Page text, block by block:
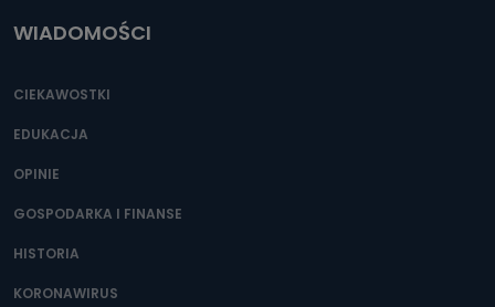
WIADOMOŚCI
CIEKAWOSTKI
EDUKACJA
OPINIE
GOSPODARKA I FINANSE
HISTORIA
KORONAWIRUS